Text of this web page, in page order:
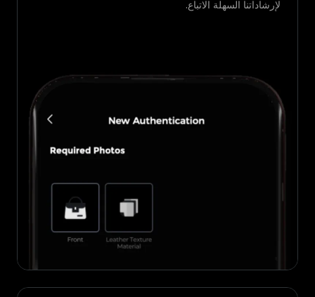
لإرشاداتنا السهلة الاتباع.